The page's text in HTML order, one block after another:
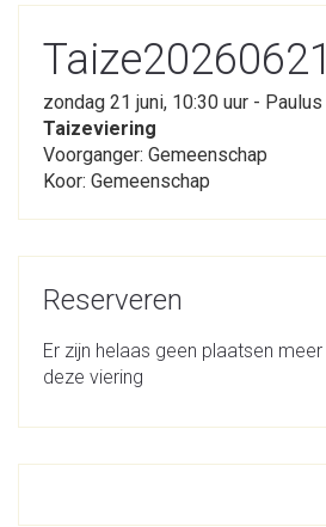
Taize20260621
zondag 21 juni, 10:30 uur - Paulus
Taizeviering
Voorganger: Gemeenschap
Koor: Gemeenschap
Reserveren
Er zijn helaas geen plaatsen
deze viering